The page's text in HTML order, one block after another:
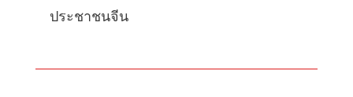
ประชาชนจีน